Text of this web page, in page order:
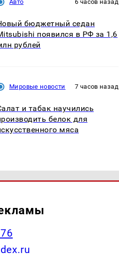
Авто 6 часов назад
бюджетный седан
появился в РФ за 1,6
рублей
Мировые новости 7 часов назад
и табак научились
белок для
мяса